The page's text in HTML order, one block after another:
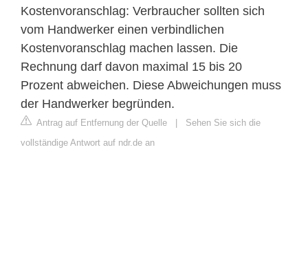
Kostenvoranschlag: Verbraucher sollten sich
vom Handwerker einen verbindlichen
Kostenvoranschlag machen lassen. Die
Rechnung darf davon maximal 15 bis 20
Prozent abweichen. Diese Abweichungen muss
der Handwerker begründen.
Antrag auf Entfernung der Quelle | Sehen Sie sich die
vollständige Antwort auf ndr.de an